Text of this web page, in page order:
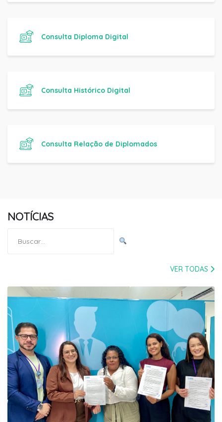
Consulta Diploma Digital
Consulta Histórico Digital
Consulta Relação de Diplomados
NOTÍCIAS
por:
VER TODAS